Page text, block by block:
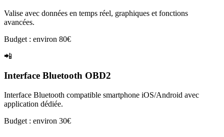
Valise avec données en temps réel, graphiques et fonctions
avancées.
Budget : environ 80€
📲
Interface Bluetooth OBD2
Interface Bluetooth compatible smartphone iOS/Android avec
application dédiée.
Budget : environ 30€